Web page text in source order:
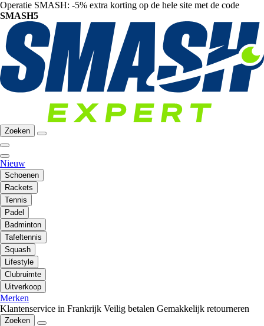
Operatie SMASH: -5% extra korting op de hele site met de code
SMASH5
Zoeken
Nieuw
Schoenen
Rackets
Tennis
Padel
Badminton
Tafeltennis
Squash
Lifestyle
Clubruimte
Uitverkoop
Merken
Klantenservice in Frankrijk Veilig betalen Gemakkelijk retourneren
Zoeken